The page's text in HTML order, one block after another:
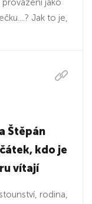
jako
Jak to je,
Štěpán
kdo je
vítají
rodina,